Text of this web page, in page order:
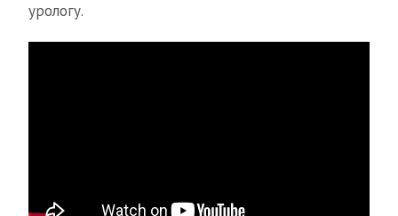
урологу.